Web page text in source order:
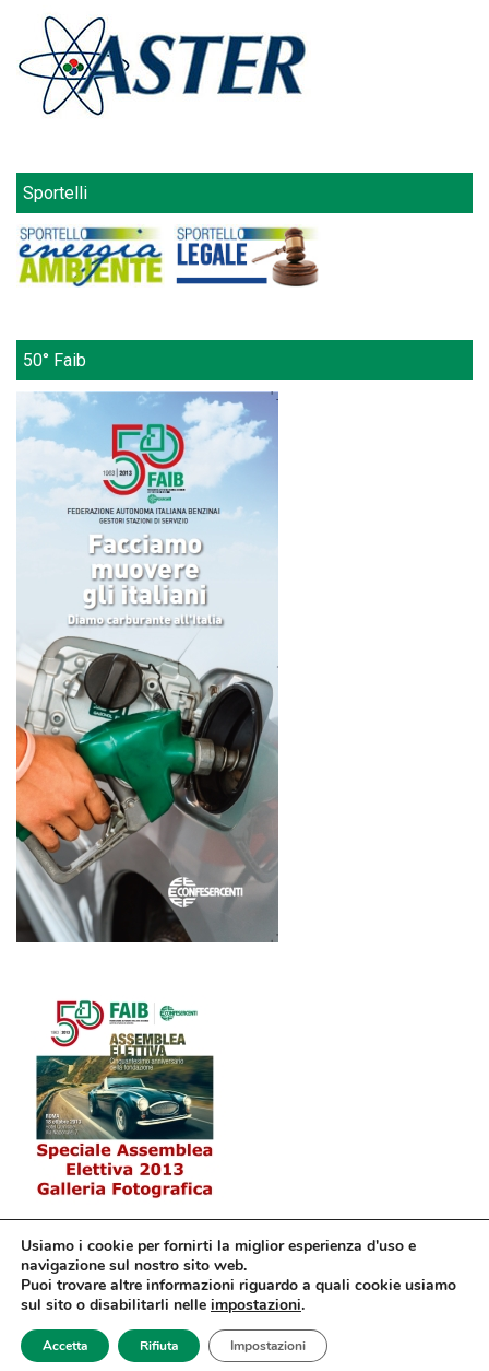
Sportelli
50° Faib
4746886 | Sito web sviluppato da
dm3
Usiamo i cookie per fornirti la miglior esperienza d'uso e
navigazione sul nostro sito web.
Puoi trovare altre informazioni riguardo a quali cookie usiamo
sul sito o disabilitarli nelle impostazioni.
Accetta Rifiuta Impostazioni